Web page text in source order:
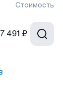
Стоимость
491 ₽